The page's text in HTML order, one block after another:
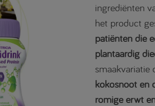
ingrediënten
het product
patiënten die
plantaardig
smaakvariatie
kokosnoot en
romige erwt